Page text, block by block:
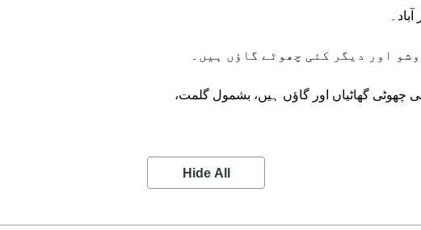
اور دیگر کئی چھوٹے گاؤں ہیں۔
گھاٹیاں اور گاؤں ہیں، بشمول گلمت،
Hide All